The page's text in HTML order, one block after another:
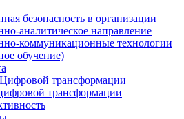
безопасность в организации
аналитическое направление
коммуникационные технологии
обучение)
трансформации
трансформации